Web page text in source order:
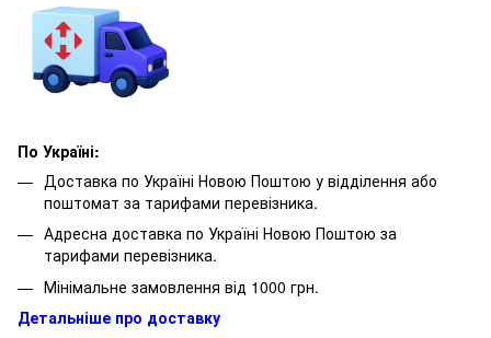
По Україні:
Доставка по Україні Новою Поштою у відділення або
поштомат за тарифами перевізника.
Адресна доставка по Україні Новою Поштою за
тарифами перевізника.
Мінімальне замовлення від 1000 грн.
Детальніше про доставку